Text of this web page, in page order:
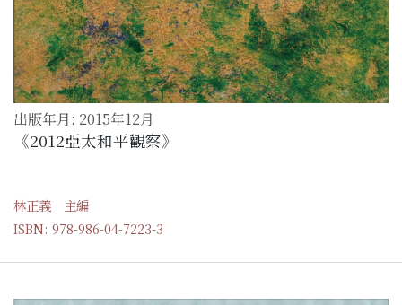
出版年月: 2015年12月
《2012亞太和平觀察》
林正義 主編
ISBN: 978-986-04-7223-3